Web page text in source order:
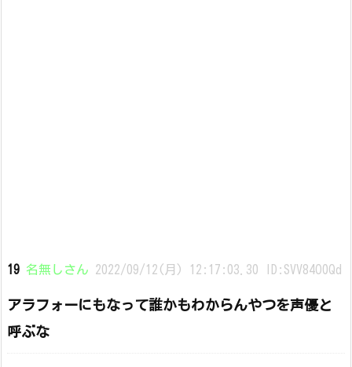
19 名無しさん 2022/09/12(月) 12:17:03.30 ID:SVV84O0Qd
アラフォーにもなって誰かもわからんやつを声優と
呼ぶな